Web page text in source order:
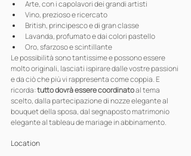
Arte, con i capolavori dei grandi artisti
Vino, prezioso e ricercato
British, principesco e di gran classe
Lavanda, profumato e dai colori pastello
Oro, sfarzoso e scintillante
Le possibilità sono tantissime e possono essere
molto originali, lasciati ispirare dalle vostre passioni
e da ciò che più vi rappresenta come coppia. E
ricorda: tutto dovrà essere coordinato al tema
scelto, dalla partecipazione di nozze elegante al
bouquet della sposa, dal segnaposto matrimonio
elegante al tableau de mariage in abbinamento.
Location